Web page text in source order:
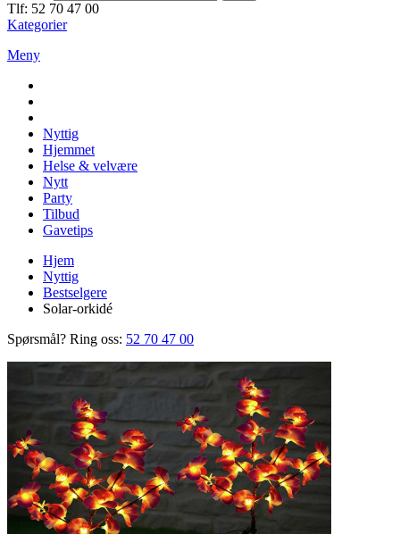
Tlf: 52 70 47 00
Kategorier
Meny
Nyttig
Hjemmet
Helse & velvære
Nytt
Party
Tilbud
Gavetips
Hjem
Nyttig
Bestselgere
Solar-orkidé
Spørsmål? Ring oss: 52 70 47 00